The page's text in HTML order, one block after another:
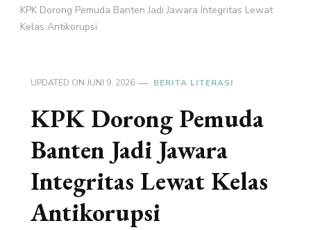
KPK Dorong Pemuda Banten Jadi Jawara Integritas Lewat
Kelas Antikorupsi
UPDATED ON JUNI 9, 2026 BERITA LITERASI
KPK Dorong Pemuda
Banten Jadi Jawara
Integritas Lewat Kelas
Antikorupsi